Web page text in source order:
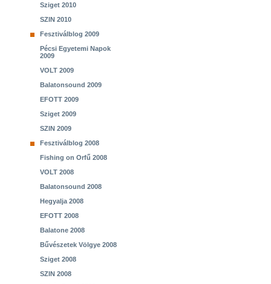
Sziget 2010
SZIN 2010
Fesztiválblog 2009
Pécsi Egyetemi Napok
2009
VOLT 2009
Balatonsound 2009
EFOTT 2009
Sziget 2009
SZIN 2009
Fesztiválblog 2008
Fishing on Orfű 2008
VOLT 2008
Balatonsound 2008
Hegyalja 2008
EFOTT 2008
Balatone 2008
Bűvészetek Völgye 2008
Sziget 2008
SZIN 2008